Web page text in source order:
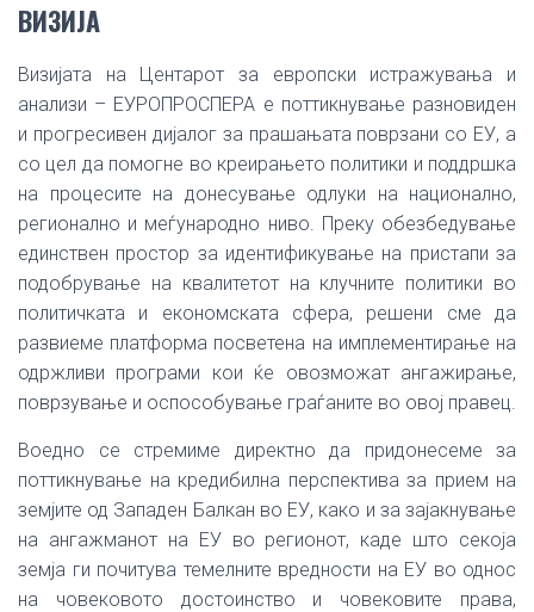
ВИЗИЈА
Визијата на Цeнтарот за европски истражувања и
анализи – ЕУРОПРОСПЕРА е поттикнување разновиден
и прогресивен дијалог за прашањата поврзани со ЕУ, а
со цел да помогне во креирањето политики и поддршка
на процесите на донесување одлуки на национално,
регионално и меѓународно ниво. Преку обезбедување
единствен простор за идентификување на пристапи за
подобрување на квалитетот на клучните политики во
политичката и економската сфера, решени сме да
развиеме платформа посветена на имплементирање на
одржливи програми кои ќе овозможат ангажирање,
поврзување и оспособување граѓаните во овој правец.
Воедно се стремиме директно да придонесеме за
поттикнување на кредибилна перспектива за прием на
земјите од Западен Балкан во ЕУ, како и за зајакнување
на ангажманот на ЕУ во регионот, каде што секоја
земја ги почитува темелните вредности на ЕУ во однос
на човековото достоинство и човековите права,